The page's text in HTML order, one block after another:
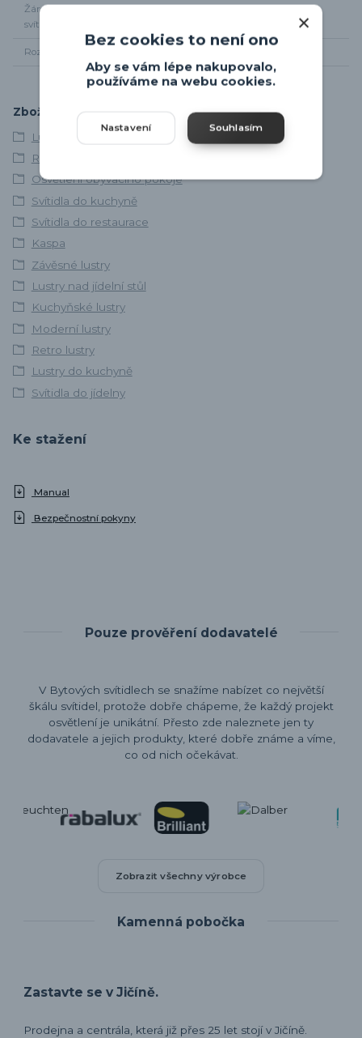
Žárovky součástí
svítidla
Ne
Rozměr svítidla
Zboží zařazeno v kategoriích
Lustry a závěsná svítidla
Retro svítidla
Osvětlení obývacího pokoje
Svítidla do kuchyně
Svítidla do restaurace
Kaspa
Závěsné lustry
Lustry nad jídelní stůl
Kuchyňské lustry
Moderní lustry
Retro lustry
Lustry do kuchyně
Svítidla do jídelny
Ke stažení
Manual
Bezpečnostní pokyny
Pouze prověření dodavatelé
V Bytových svítidlech se snažíme nabízet co největší
škálu svítidel, protože dobře chápeme, že každý projekt
osvětlení je unikátní. Přesto zde naleznete jen ty
dodavatele a jejich produkty, které dobře známe a víme,
co od nich očekávat.
Zobrazit všechny výrobce
Kamenná pobočka
Zastavte se v Jičíně.
Prodejna a centrála, která již přes 25 let stojí v Jičíně.
Bez cookies to není ono
Aby se vám lépe nakupovalo,
používáme na webu cookies.
Nastavení Souhlasím